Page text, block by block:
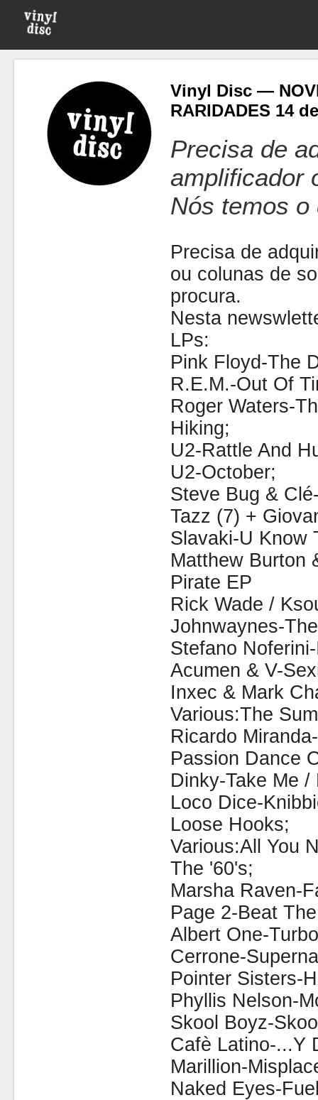
Vinyl Disc —
RARIDADES 14
Precisa de
amplificador
Nós temos o
Precisa de
ou colunas de
procura.
Nesta
LPs:
Pink Floyd-The
R.E.M.-Out Of
Roger Waters-
Hiking;
U2-Rattle And
U2-October;
Steve Bug &
Tazz (7) +
Slavaki-U Know
Matthew Burton
Pirate EP
Rick Wade /
Johnwaynes-
Stefano
Acumen & V-
Inxec & Mark
Various:The
Ricardo
Passion Dance
Dinky-Take Me /
Loco Dice-
Loose Hooks;
Various:All You
The '60's;
Marsha Raven-
Page 2-Beat
Albert One-
Cerrone-
Pointer Sisters-
Phyllis Nelson-
Skool Boyz-
Cafè Latino-...Y
Marillion-
Naked Eyes-